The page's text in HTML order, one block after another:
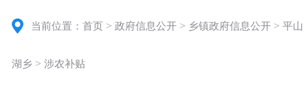
当前位置：首页 >政府信息公开 > 乡镇政府信息公开 >平山
湖乡 >涉农补贴